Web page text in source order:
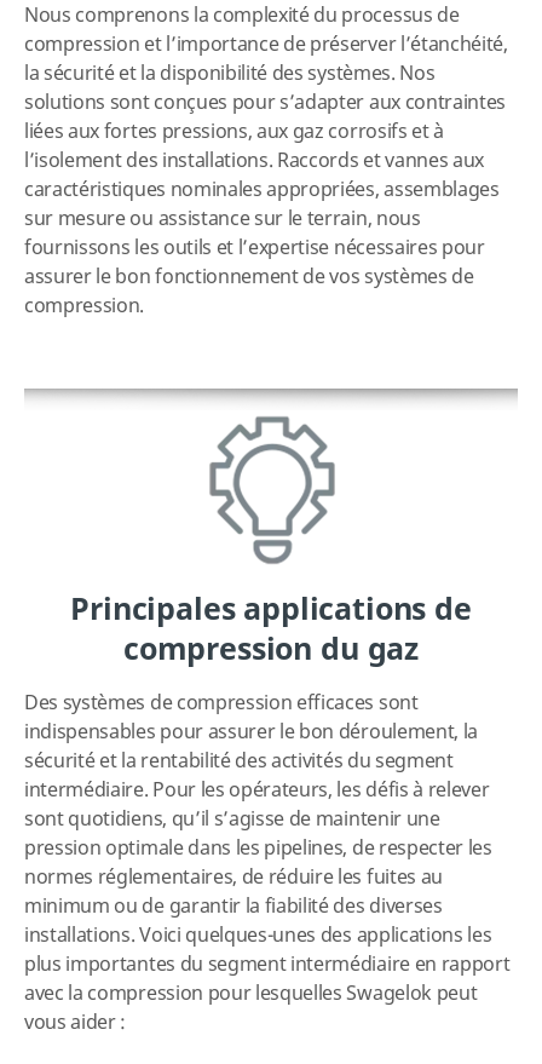
Nous comprenons la complexité du processus de
compression et l’importance de préserver l’étanchéité,
la sécurité et la disponibilité des systèmes. Nos
solutions sont conçues pour s’adapter aux contraintes
liées aux fortes pressions, aux gaz corrosifs et à
l’isolement des installations. Raccords et vannes aux
caractéristiques nominales appropriées, assemblages
sur mesure ou assistance sur le terrain, nous
fournissons les outils et l’expertise nécessaires pour
assurer le bon fonctionnement de vos systèmes de
compression.
Principales applications de
compression du gaz
Des systèmes de compression efficaces sont
indispensables pour assurer le bon déroulement, la
sécurité et la rentabilité des activités du segment
intermédiaire. Pour les opérateurs, les défis à relever
sont quotidiens, qu’il s’agisse de maintenir une
pression optimale dans les pipelines, de respecter les
normes réglementaires, de réduire les fuites au
minimum ou de garantir la fiabilité des diverses
installations. Voici quelques-unes des applications les
plus importantes du segment intermédiaire en rapport
avec la compression pour lesquelles Swagelok peut
vous aider :